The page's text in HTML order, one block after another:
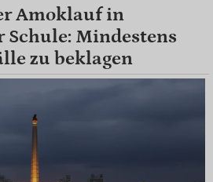
Amoklauf in
Mindestens
zu beklagen